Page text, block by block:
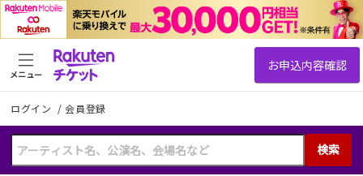
ログイン /会員登録
検索
メニュー